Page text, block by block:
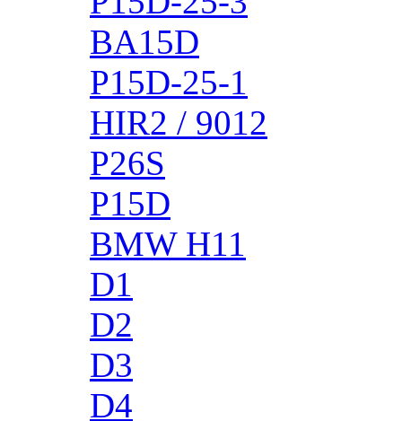
BA15D
P15D-25-1
HIR2 / 9012
P26S
P15D
BMW H11
D1
D2
D3
D4